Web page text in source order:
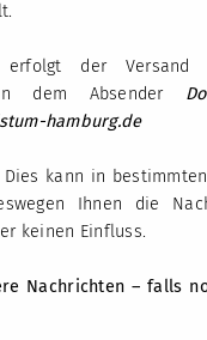
erfolgt der Versand
dem Absender
hamburg.de
kann in
Ihnen die
keinen Einfluss.
Nachrichten – falls